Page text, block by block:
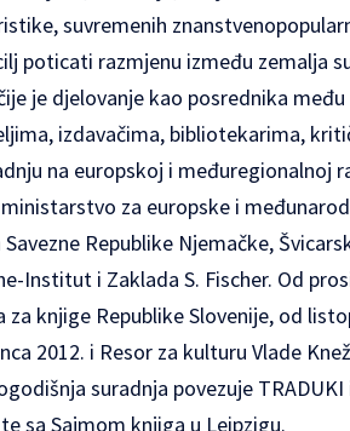
suvremenih
poticati razmjenu između zemalja
je djelovanje kao posrednika
izdavačima, bibliotekarima,
na europskoj i međuregionalnoj
za europske i
Republike Njemačke,
Institut i Zaklada S. Fischer. Od
za knjige Republike Slovenije, od
2012. i Resor za kulturu Vlade
suradnja povezuje
sa Sajmom knjiga u Leipzigu.